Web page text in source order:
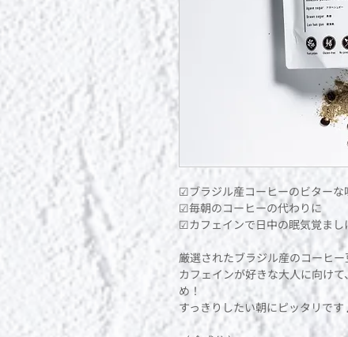
☑︎ブラジル産コーヒーのビターな
☑︎毎朝のコーヒーの代わりに
☑︎カフェインで日中の眠気覚まし
厳選されたブラジル産のコーヒ
カフェインが好きな大人に向け
め！
すっきりしたい朝にピッタリで